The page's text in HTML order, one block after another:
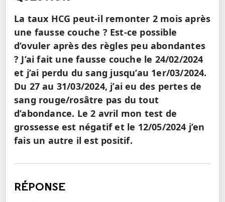
La taux HCG peut-il remonter 2 mois après
une fausse couche ? Est-ce possible
d’ovuler après des règles peu abondantes
? J’ai fait une fausse couche le 24/02/2024
et j’ai perdu du sang jusqu’au 1er/03/2024.
Du 27 au 31/03/2024, j’ai eu des pertes de
sang rouge/rosâtre pas du tout
d’abondance. Le 2 avril mon test de
grossesse est négatif et le 12/05/2024 j’en
fais un autre il est positif.
RÉPONSE